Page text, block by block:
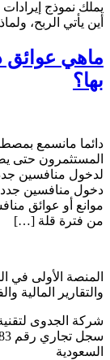
يملك نموذج
أين يأتي الربح،
ماهي عوائق
بها؟
المستثمرون حتى
لدخول منافسين
دخول منافسين جدد
موانع أو عوائق
من فترة قلة […]
المنصة الأولى في
والتقارير المالية
شركة الجدوى
السعودية